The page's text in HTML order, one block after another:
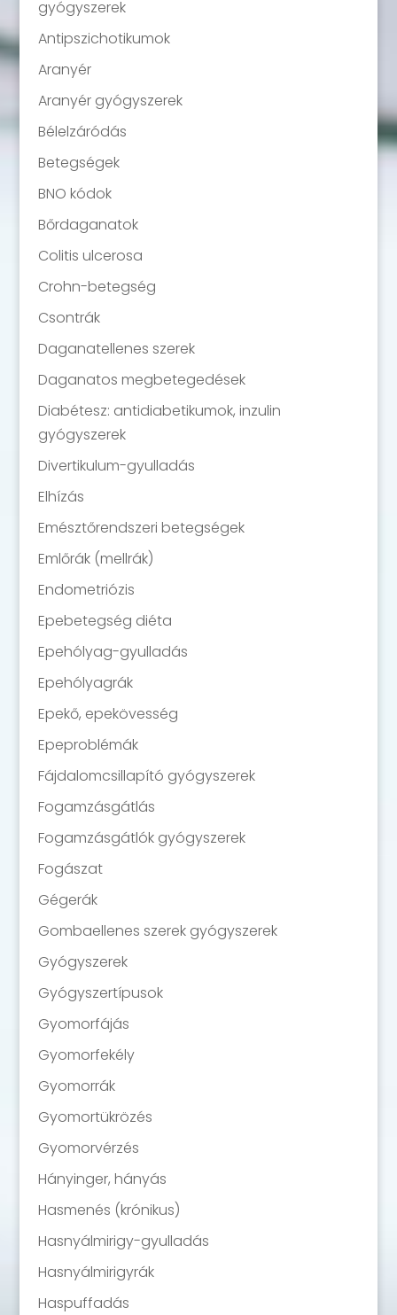
gyógyszerek
Antipszichotikumok
Aranyér
Aranyér gyógyszerek
Bélelzáródás
Betegségek
BNO kódok
Bőrdaganatok
Colitis ulcerosa
Crohn-betegség
Csontrák
Daganatellenes szerek
Daganatos megbetegedések
Diabétesz: antidiabetikumok, inzulin
gyógyszerek
Divertikulum-gyulladás
Elhízás
Emésztőrendszeri betegségek
Emlőrák (mellrák)
Endometriózis
Epebetegség diéta
Epehólyag-gyulladás
Epehólyagrák
Epekő, epekövesség
Epeproblémák
Fájdalomcsillapító gyógyszerek
Fogamzásgátlás
Fogamzásgátlók gyógyszerek
Fogászat
Gégerák
Gombaellenes szerek gyógyszerek
Gyógyszerek
Gyógyszertípusok
Gyomorfájás
Gyomorfekély
Gyomorrák
Gyomortükrözés
Gyomorvérzés
Hányinger, hányás
Hasmenés (krónikus)
Hasnyálmirigy-gyulladás
Hasnyálmirigyrák
Haspuffadás